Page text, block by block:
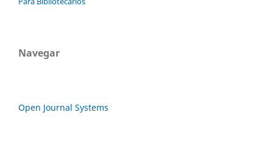
Navegar
Open Journal Systems